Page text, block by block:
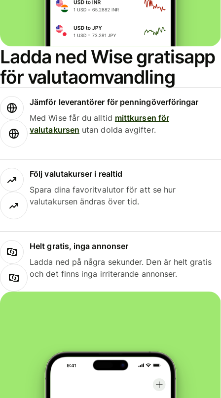
Ladda ned Wise gratisapp
för valutaomvandling
Jämför leverantörer för penningöverföringar
Med Wise får du alltid mittkursen för
valutakursen utan dolda avgifter.
Följ valutakurser i realtid
Spara dina favoritvalutor för att se hur
valutakursen ändras över tid.
Helt gratis, inga annonser
Ladda ned på några sekunder. Den är helt gratis
och det finns inga irriterande annonser.